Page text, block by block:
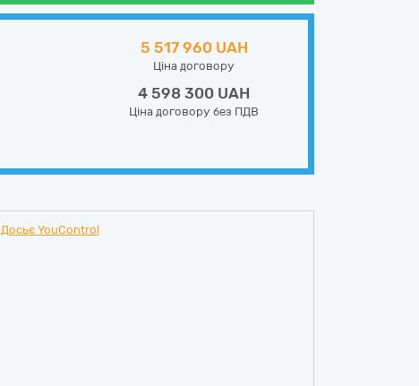
5 517 960 UAH
Ціна договору
4 598 300 UAH
Ціна договору без ПДВ
Досьє YouControl